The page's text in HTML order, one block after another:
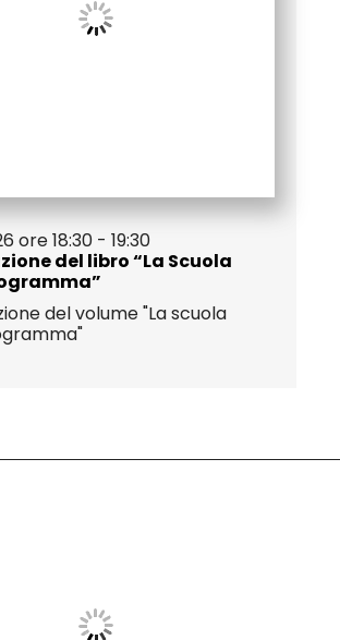
ore 18:30 - 19:30
del libro “La Scuola
del volume "La scuola